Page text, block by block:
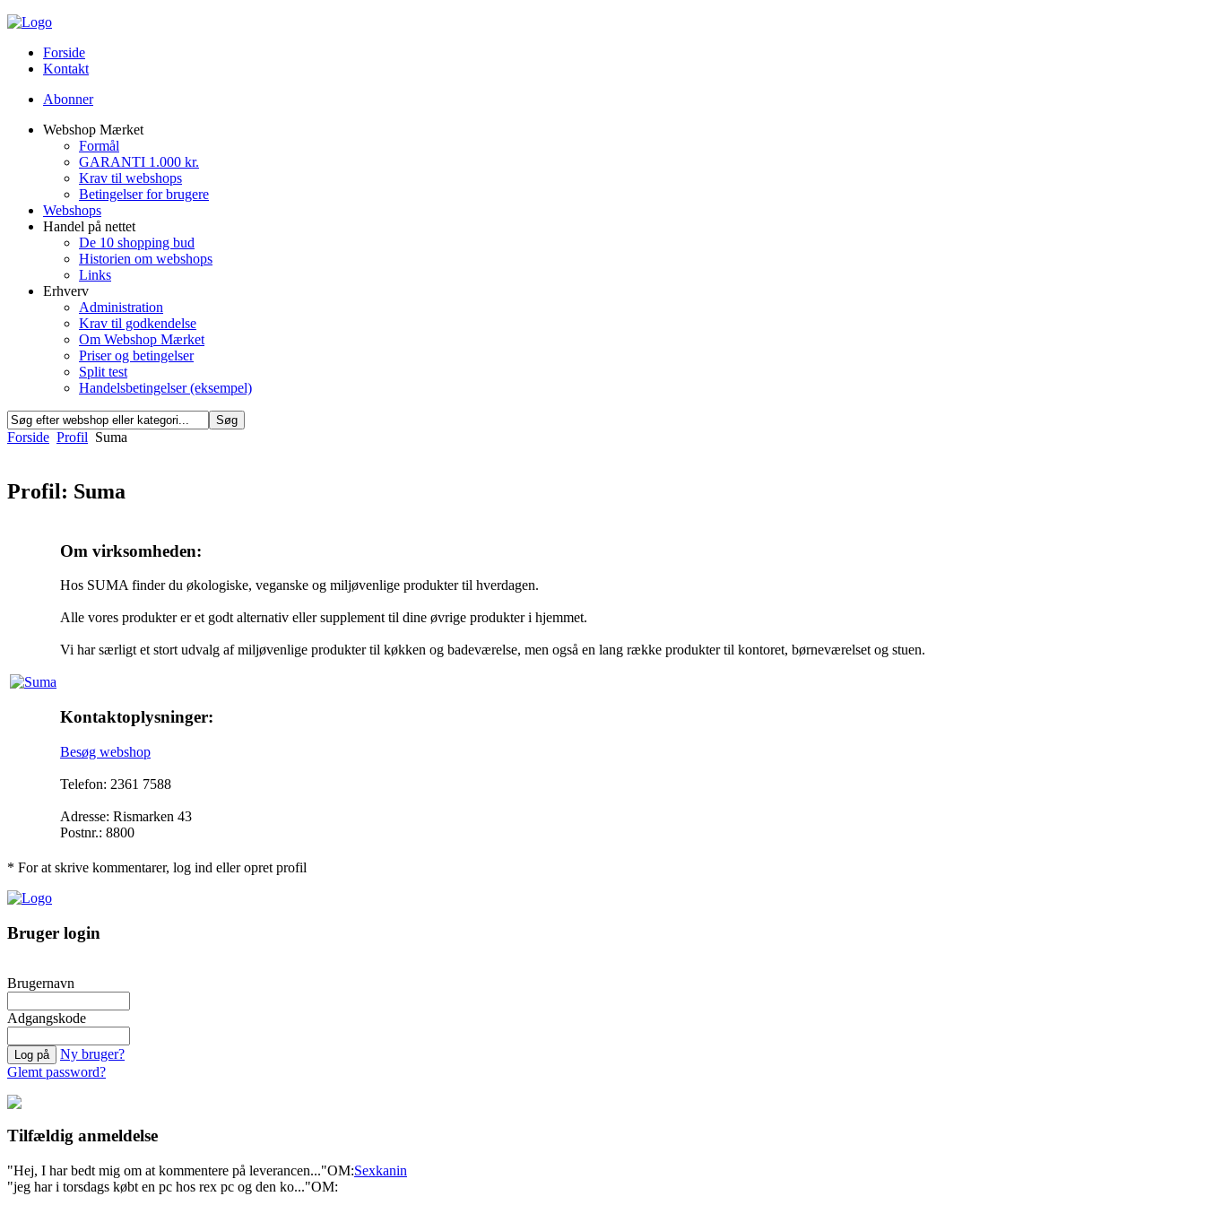
Forside
Kontakt
Abonner
Webshop Mærket
Formål
GARANTI 1.000 kr.
Krav til webshops
Betingelser for brugere
Webshops
Handel på nettet
De 10 shopping bud
Historien om webshops
Links
Erhverv
Administration
Krav til godkendelse
Om Webshop Mærket
Priser og betingelser
Split test
Handelsbetingelser (eksempel)
Forside Profil Suma
Profil: Suma
Om virksomheden:
Hos SUMA finder du økologiske, veganske og miljøvenlige produkter til hverdagen.
Alle vores produkter er et godt alternativ eller supplement til dine øvrige produkter i hjemmet.
Vi har særligt et stort udvalg af miljøvenlige produkter til køkken og badeværelse, men også en lang række produkter til kontoret, børneværelset og stuen.
Kontaktoplysninger:
Besøg webshop
Telefon: 2361 7588
Adresse: Rismarken 43
Postnr.: 8800
* For at skrive kommentarer, log ind eller opret profil
Bruger login
Brugernavn
Adgangskode
Ny bruger?
Glemt password?
Tilfældig anmeldelse
"Hej, I har bedt mig om at kommentere på leverancen..."OM:Sexkanin
"jeg har i torsdags købt en pc hos rex pc og den ko..."OM: